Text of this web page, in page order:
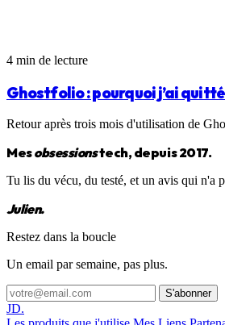
4 min de lecture
Ghostfolio : pourquoi j’ai
Retour après trois mois d'utilisation de
Mesobsessionstech, depuis 2017.
Tu lis du vécu, du testé, et un avis qui n'a
Julien.
Restez dans la boucle
Un email par semaine, pas plus.
S'abonner
JD.